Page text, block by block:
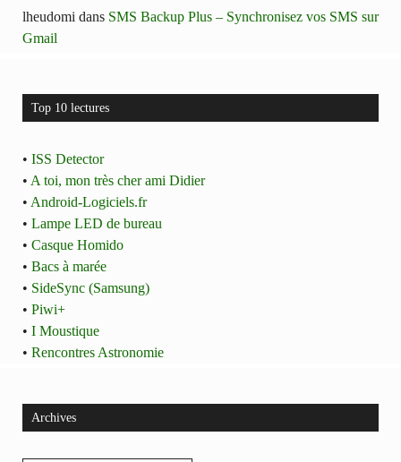
lheudomi dans SMS Backup Plus – Synchronisez vos SMS sur
Gmail
Top 10 lectures
• ISS Detector
• A toi, mon très cher ami Didier
• Android-Logiciels.fr
• Lampe LED de bureau
• Casque Homido
• Bacs à marée
• SideSync (Samsung)
• Piwi+
• I Moustique
• Rencontres Astronomie
Archives